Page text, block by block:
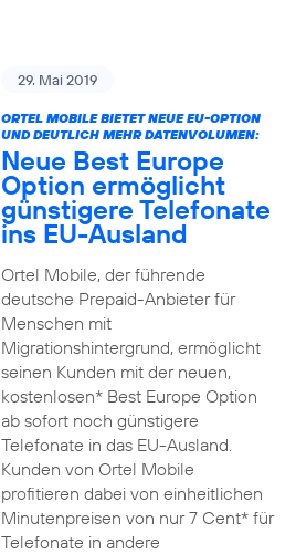
29. Mai 2019
ORTEL MOBILE BIETET NEUE EU-OPTION
UND DEUTLICH MEHR DATENVOLUMEN:
Neue Best Europe
Option ermöglicht
günstigere Telefonate
ins EU-Ausland
Ortel Mobile, der führende
deutsche Prepaid-Anbieter für
Menschen mit
Migrationshintergrund, ermöglicht
seinen Kunden mit der neuen,
kostenlosen* Best Europe Option
ab sofort noch günstigere
Telefonate in das EU-Ausland.
Kunden von Ortel Mobile
profitieren dabei von einheitlichen
Minutenpreisen von nur 7 Cent* für
Telefonate in andere